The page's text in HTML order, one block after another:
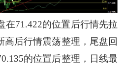
71.422的位置后行情先拉
高后行情震荡整理，尾盘回
的位置后整理，日线最